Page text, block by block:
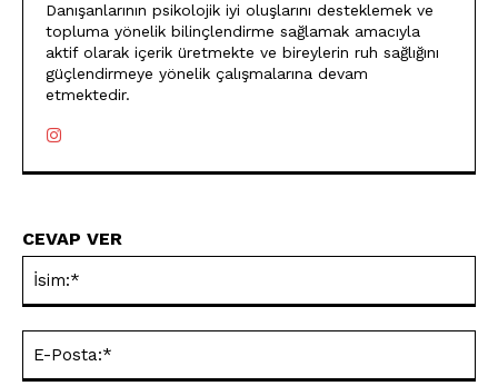
Danışanlarının psikolojik iyi oluşlarını desteklemek ve
topluma yönelik bilinçlendirme sağlamak amacıyla
aktif olarak içerik üretmekte ve bireylerin ruh sağlığını
güçlendirmeye yönelik çalışmalarına devam
etmektedir.
CEVAP VER